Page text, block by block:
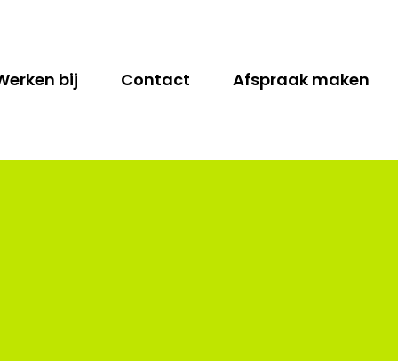
bij Contact Afspraak maken